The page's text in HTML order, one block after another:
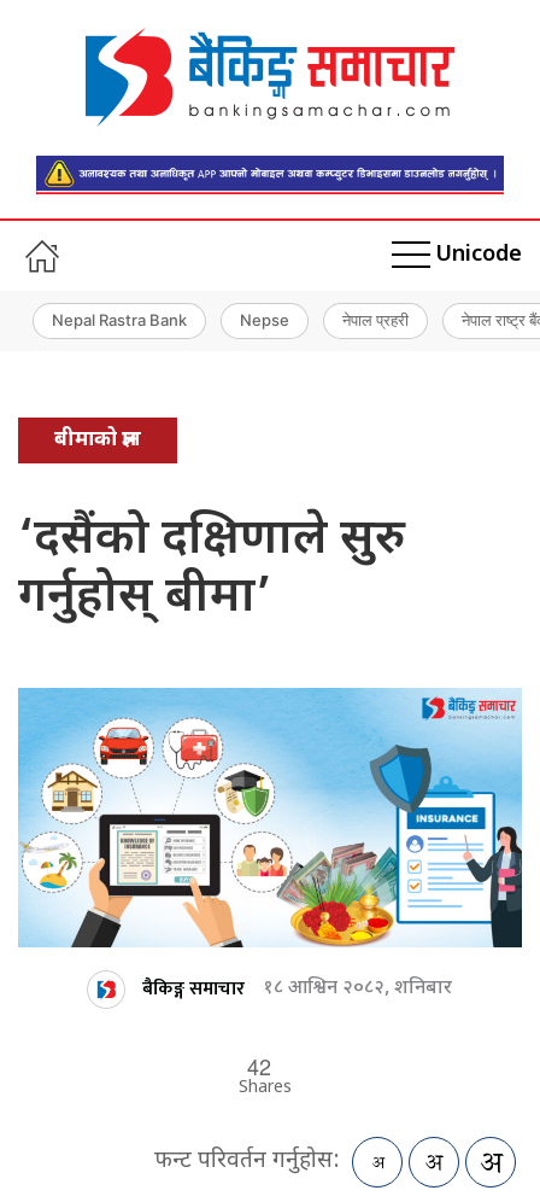
Unicode
Nepal Rastra Bank Nepse नेपाल प्रहरी नेपाल राष्ट्र
बीमाको ज्ञान
‘दसैंको दक्षिणाले सुरु
गर्नुहोस् बीमा’
बैकिङ्ग समाचार १८ आश्विन २०८२, शनिबार
42
Shares
फन्ट परिवर्तन गर्नुहोस: